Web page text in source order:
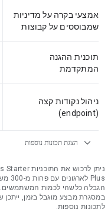
אמצעי בקרה על מדיניות
שמבוססים על קבוצות
תוכנית ההגנה
המתקדמת
ניהול נקודות קצה
(endpoint)
expand_more הצגת תכונות נוספות
הגבלה כלשהי לכמות המשתמשים.
לתכונות נוספות.